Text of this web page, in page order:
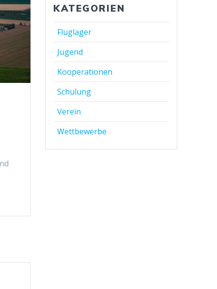
KATEGORIEN
Fluglager
Jugend
Kooperationen
Schulung
Verein
Wettbewerbe